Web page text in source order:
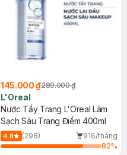
145.000 ₫289.000 ₫
L'Oreal
Nước Tẩy Trang L'Oreal Làm
Sạch Sâu Trang Điểm 400ml
4.8 (298)
916/tháng
82%